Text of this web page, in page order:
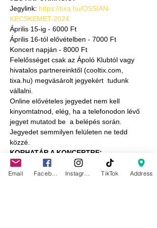
Jegylink: https://tixa.hu/OSSIAN-
KECSKEMET-2024
Április 15-ig - 6000 Ft
Április 16-tól elővételben - 7000 Ft
Koncert napján - 8000 Ft
Felelősséget csak az Ápoló Klubtól vagy
hivatalos partnereinktől (cooltix.com,
tixa.hu) megvásárolt jegyekért  tudunk
vállalni.
Online elővételes jegyedet nem kell
kinyomtatnod, elég, ha a telefonodon lévő
jegyet mutatod be  a belépés során.
Jegyedet semmilyen felületen ne tedd
közzé.
KORHATÁR A KONCERTRE:
Az Ápoló Klub programjaira 10 éven aluliak
jegy megváltása nélkül, jeggyel rendelkező
Email TikTok Address